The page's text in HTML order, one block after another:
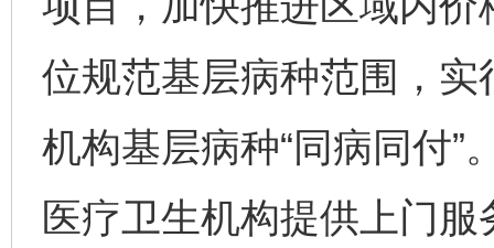
位规范基层病种范围，
机构基层病种“同病同付”
医疗卫生机构提供上门